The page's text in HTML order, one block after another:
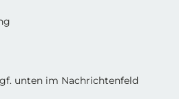
unten im Nachrichtenfeld